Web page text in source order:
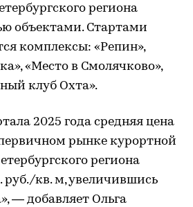
региона
объектами. Стартами
комплексы: «Репин»,
«Место в Смолячково»,
клуб Охта».
2025 года средняя цена
рынке курортной
региона
руб./кв. м, увеличившись
— добавляет Ольга